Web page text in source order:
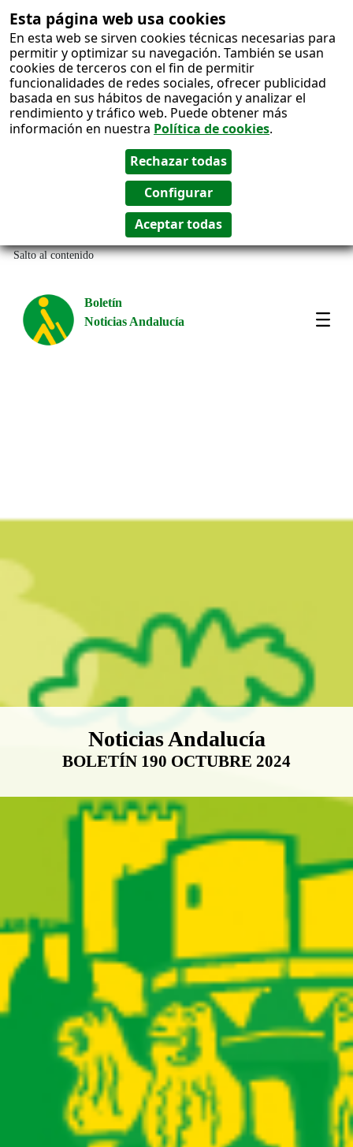
Esta página web usa cookies
En esta web se sirven cookies técnicas necesarias para
permitir y optimizar su navegación. También se usan
cookies de terceros con el fin de permitir
funcionalidades de redes sociales, ofrecer publicidad
basada en sus hábitos de navegación y analizar el
rendimiento y tráfico web. Puede obtener más
información en nuestra Política de cookies.
Salto al contenido
Boletín
Noticias Andalucía
Boletín Noticias Andalucía
Noticias Andalucía
BOLETÍN 190 OCTUBRE 2024